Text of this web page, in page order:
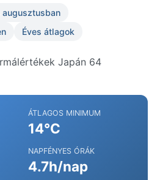
augusztusban
Éves átlagok
Japán 64
ÁTLAGOS MINIMUM
14°C
NAPFÉNYES ÓRÁK
4.7h/nap